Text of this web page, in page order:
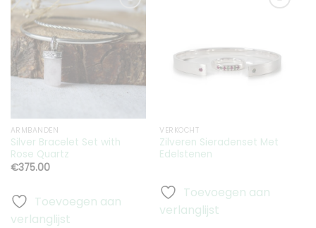
Toevoegen
aan
verlanglijst
ARMBANDEN
Silver Bracelet Set with
Rose Quartz
€375.00
Toevoegen aan
verlanglijst
aan
verlanglijst
VERKOCHT
Zilveren Sieradenset Met
Edelstenen
Toevoegen aan
verlanglijst